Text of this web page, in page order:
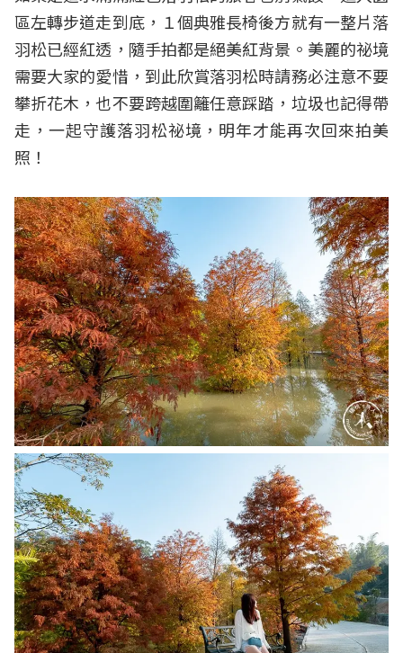
區左轉步道走到底，１個典雅長椅後方就有一整片落
羽松已經紅透，隨手拍都是絕美紅背景。美麗的祕境
需要大家的愛惜，到此欣賞落羽松時請務必注意不要
攀折花木，也不要跨越圍籬任意踩踏，垃圾也記得帶
走，一起守護落羽松祕境，明年才能再次回來拍美
照！